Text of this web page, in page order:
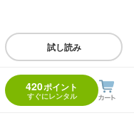
試し読み
420ポイント
すぐにレンタル